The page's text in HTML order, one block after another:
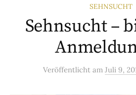
SEHNSUCHT
Sehnsucht –
Veröffentlicht am Juli 9,